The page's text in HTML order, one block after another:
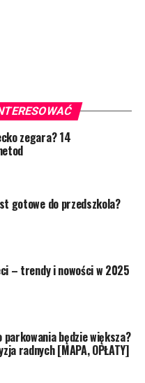
zegara? 14
gotowe do przedszkola?
– trendy i nowości w 2025
będzie większa?
radnych [MAPA, OPŁATY]